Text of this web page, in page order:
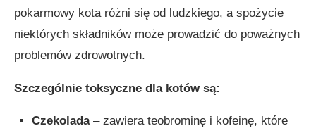
pokarmowy kota różni się od ludzkiego, a spożycie
niektórych składników może prowadzić do poważnych
problemów zdrowotnych.
Szczególnie toksyczne dla kotów są:
Czekolada– zawiera teobrominę i kofeinę, które